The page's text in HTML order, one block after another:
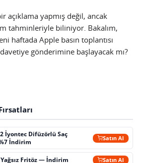
açıklama yapmış değil, ancak
tahminleriyle biliniyor. Bakalım,
haftada Apple basın toplantısı
gönderimine başlayacak mı?
İyontec Difüzörlü Saç
İndirim
Satın Al
Fritöz — İndirim Satın Al